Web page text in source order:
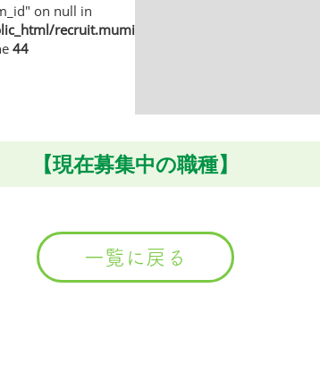
on null in
recruit.muminhome.jp/wp/wp-
44
【現在募集中の職種】
一覧に戻る